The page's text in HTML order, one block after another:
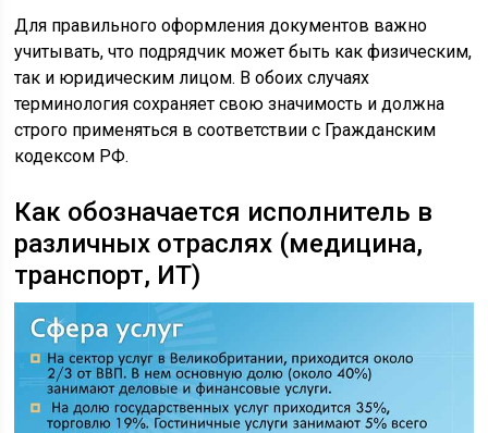
Для правильного оформления документов важно
учитывать, что подрядчик может быть как физическим,
так и юридическим лицом. В обоих случаях
терминология сохраняет свою значимость и должна
строго применяться в соответствии с Гражданским
кодексом РФ.
Как обозначается исполнитель в
различных отраслях (медицина,
транспорт, ИТ)